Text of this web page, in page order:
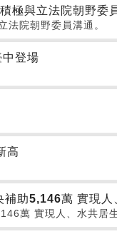
極與立法院朝野委
院朝野委員溝通。
登場
高
助5,146萬 實現人
萬 實現人、水共居